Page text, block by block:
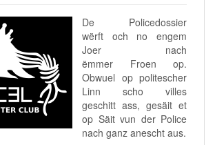
De Policedossier
wërft och no engem
Joer nach
ëmmer Froen op.
Obwuel op politescher
Linn scho villes
geschitt ass, gesäit et
op Säit vun der Police
nach ganz anescht aus.